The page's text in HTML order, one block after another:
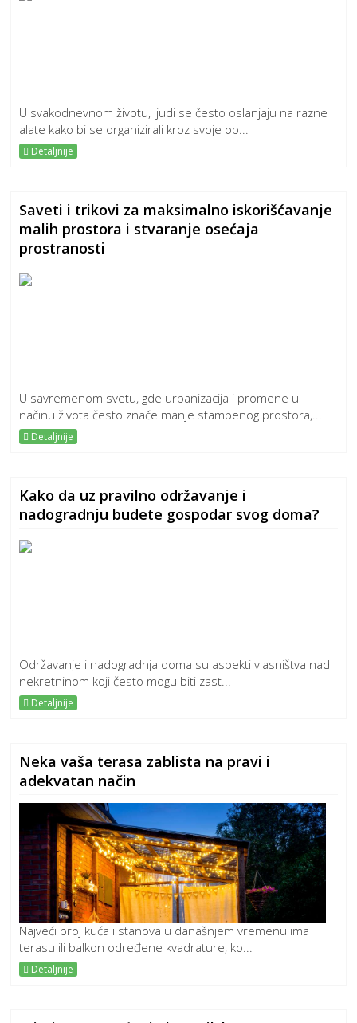
U svakodnevnom životu, ljudi se često oslanjaju na razne
alate kako bi se organizirali kroz svoje ob...
Detaljnije
Saveti i trikovi za maksimalno iskorišćavanje
malih prostora i stvaranje osećaja
prostranosti
U savremenom svetu, gde urbanizacija i promene u
načinu života često znače manje stambenog prostora,...
Detaljnije
Kako da uz pravilno održavanje i
nadogradnju budete gospodar svog doma?
Održavanje i nadogradnja doma su aspekti vlasništva nad
nekretninom koji često mogu biti zast...
Detaljnije
Neka vaša terasa zablista na pravi i
adekvatan način
Najveći broj kuća i stanova u današnjem vremenu ima
terasu ili balkon određene kvadrature, ko...
Detaljnije